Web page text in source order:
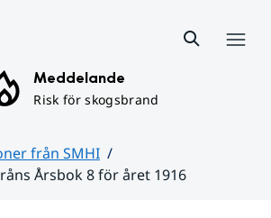
Meddelande
Risk för skogsbrand
från SMHI
Årsbok 8 för året 1916